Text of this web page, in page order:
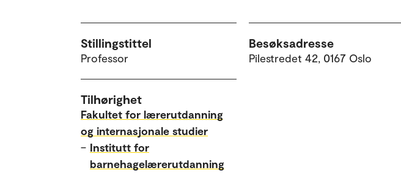
Stillingstittel
Professor
Besøksadresse
Pilestredet 42, 0167 Oslo
Tilhørighet
Fakultet for lærerutdanning
og internasjonale studier
– Institutt for
barnehagelærerutdanning